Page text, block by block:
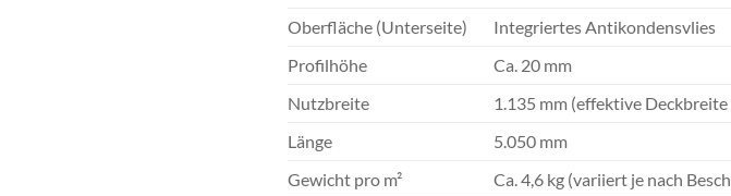
Oberfläche (Unterseite)
Integriertes Antikondensvlies
Profilhöhe
Ca. 20 mm
Nutzbreite
1.135 mm (effektive
Länge
5.050 mm
Gewicht pro m²
Ca. 4,6 kg (variiert je nach